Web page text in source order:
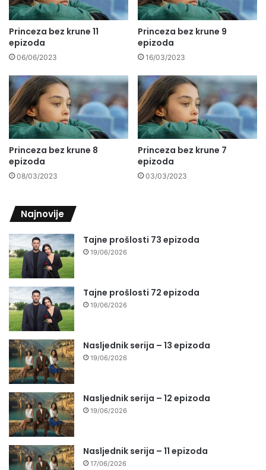
Princeza bez krune 11
epizoda
06/06/2023
Princeza bez krune 9
epizoda
16/03/2023
Princeza bez krune 8
epizoda
08/03/2023
Princeza bez krune 7
epizoda
03/03/2023
Najnovije
Tajne prošlosti 73 epizoda
19/06/2026
Tajne prošlosti 72 epizoda
19/06/2026
Nasljednik serija – 13 epizoda
19/06/2026
Nasljednik serija – 12 epizoda
19/06/2026
Nasljednik serija – 11 epizoda
17/06/2026